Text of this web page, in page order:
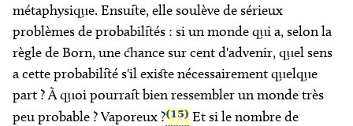
métaphysique. Ensuite, elle soulève de sérieux
problèmes de probabilités : si un monde qui a, selon la
règle de Born, une chance sur cent d'advenir, quel sens
a cette probabilité s'il existe nécessairement quelque
part ? À quoi pourrait bien ressembler un monde très
peu probable ? Vaporeux ?(15) Et si le nombre de